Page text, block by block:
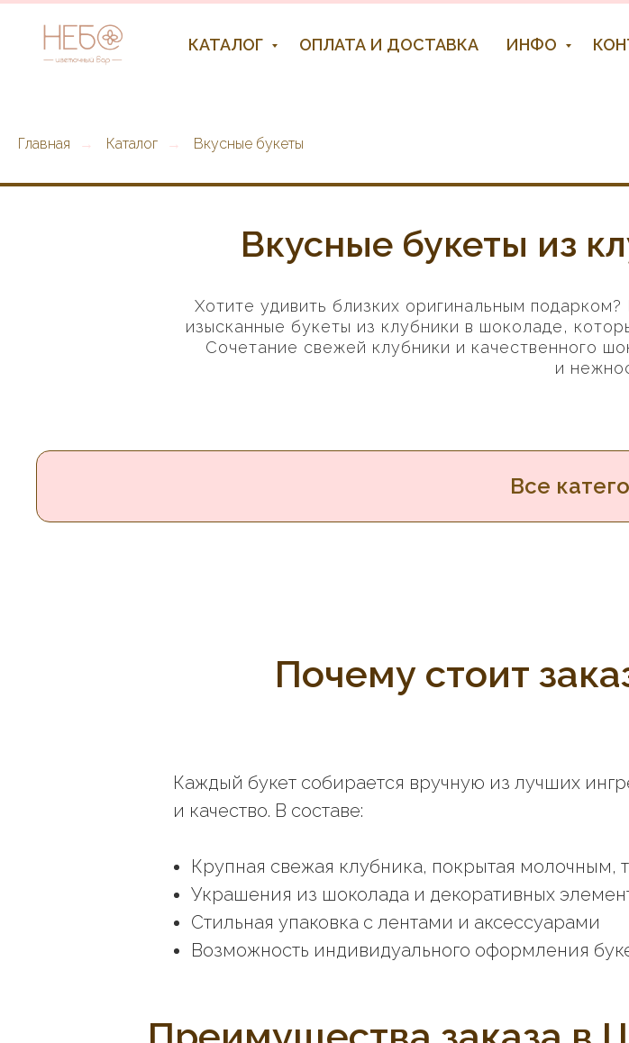
КАТАЛОГ ОПЛАТА И ДОСТАВКА ИНФО
Главная → Каталог → Вкусные букеты
Вкусные букеты из
Хотите удивить близких оригинальным
изысканные букеты из клубники в шоколаде,
Сочетание свежей клубники и качественного
и
Все
Почему стоит
Каждый букет собирается вручную из лучших
и качество. В составе:
Крупная свежая клубника, покрытая
Украшения из шоколада и декоративных
Стильная упаковка с лентами и аксессуарами
Возможность индивидуального оформления